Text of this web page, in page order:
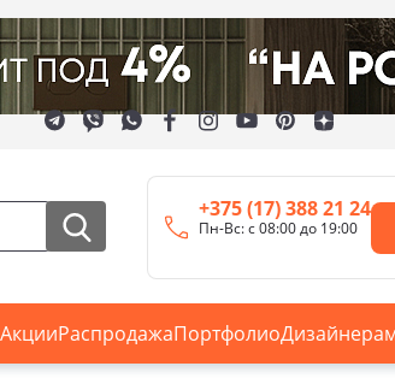
+375 (17) 388 21 24
Пн-Вс: с 08:00 до 19:00
АкцииРаспродажаПортфолио